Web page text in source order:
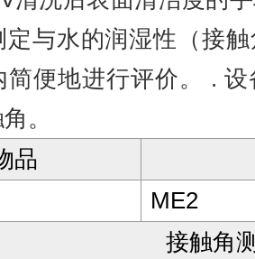
定与水的润湿性（接
简便地进行评价。 . 设
。
品
ME2
接触角